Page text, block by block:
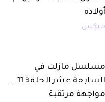
أولاده
ميكس
مسلسل مازلت في
السابعة عشر الحلقة 11 ..
مواجهة مرتقبة